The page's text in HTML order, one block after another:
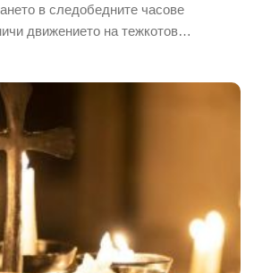
в следобедните часове
движението на тежкотов…